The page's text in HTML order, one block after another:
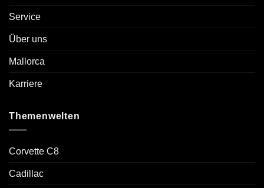
Service
Über uns
Mallorca
Karriere
Themenwelten
Corvette C8
Cadillac